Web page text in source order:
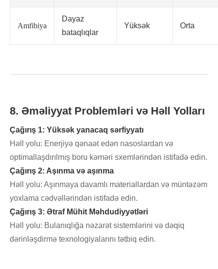
Amfibiya
Dayaz
bataqlıqlar
Yüksək Orta
8. Əməliyyat Problemləri və Həll Yolları
Çağırış 1: Yüksək yanacaq sərfiyyatı
Həll yolu: Enerjiyə qənaət edən nasoslardan və
optimallaşdırılmış boru kəməri sxemlərindən istifadə edin.
Çağırış 2: Aşınma və aşınma
Həll yolu: Aşınmaya davamlı materiallardan və müntəzəm
yoxlama cədvəllərindən istifadə edin.
Çağırış 3: Ətraf Mühit Məhdudiyyətləri
Həll yolu: Bulanıqlığa nəzarət sistemlərini və dəqiq
dərinləşdirmə texnologiyalarını tətbiq edin.